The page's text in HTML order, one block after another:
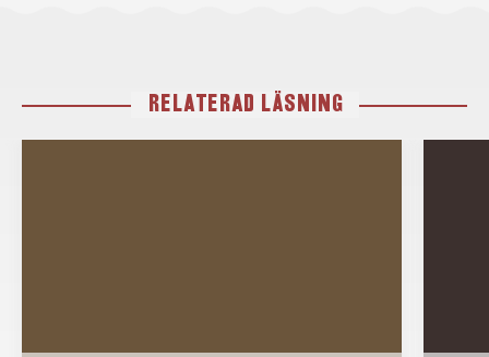
RELATERAD LÄSNING